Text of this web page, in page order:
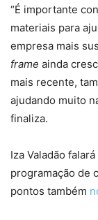
“É importante
materiais para
empresa mais
frame ainda
mais recente,
ajudando muito
finaliza.
Iza Valadão
programação de
pontos também